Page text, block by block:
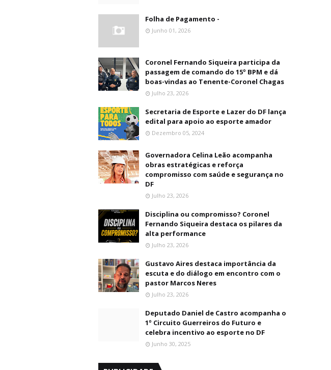
Folha de Pagamento -
Junho 01, 2026
Coronel Fernando Siqueira participa da
passagem de comando do 15º BPM e dá
boas-vindas ao Tenente-Coronel Chagas
Julho 23, 2026
Secretaria de Esporte e Lazer do DF lança
edital para apoio ao esporte amador
Dezembro 05, 2024
Governadora Celina Leão acompanha
obras estratégicas e reforça
compromisso com saúde e segurança no
DF
Julho 23, 2026
Disciplina ou compromisso? Coronel
Fernando Siqueira destaca os pilares da
alta performance
Julho 23, 2026
Gustavo Aires destaca importância da
escuta e do diálogo em encontro com o
pastor Marcos Neres
Julho 23, 2026
Deputado Daniel de Castro acompanha o
1º Circuito Guerreiros do Futuro e
celebra incentivo ao esporte no DF
Junho 30, 2025